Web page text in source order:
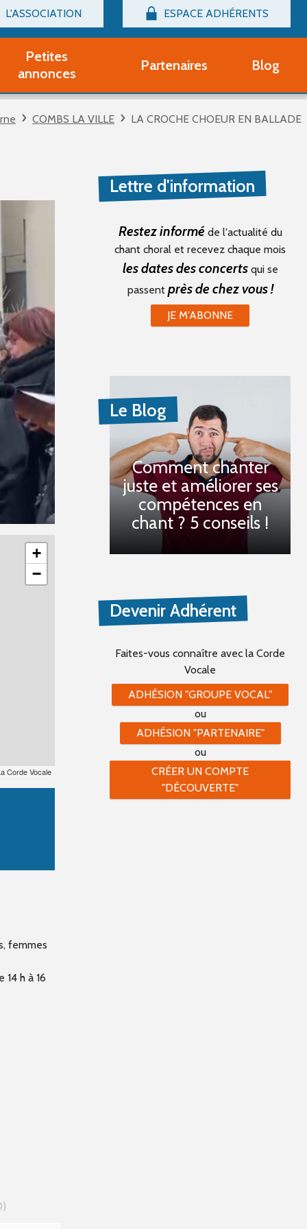
L'ASSOCIATION
Billetterie
adhérent Groupe Vocal
adhérent Partenaire
un compte Découverte
ESPACE ADHÉRENTS
Connexion
Petites
annonces
d'occasion
Partenaires Blog
COMBS LA VILLE LA CROCHE CHOEUR EN BALLADE
+
−
Corde Vocale
femmes
h à 16
Lettre d'information
Restez informé de l'actualité du
chant choral et recevez chaque mois
les dates des concertsqui se
passent près de chez vous !
JE M'ABONNE
Le Blog
Comment chanter
juste et améliorer ses
compétences en
chant ? 5 conseils !
Devenir Adhérent
Faites-vous connaître avec la Corde
Vocale
ADHÉSION "GROUPE VOCAL"
ou
ADHÉSION "PARTENAIRE"
ou
CRÉER UN COMPTE
"DÉCOUVERTE"